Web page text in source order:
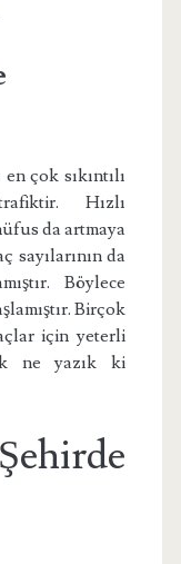
çok sıkıntılı
Hızlı
da artmaya
sayılarının da
Böylece
Birçok
için yeterli
ne yazık ki